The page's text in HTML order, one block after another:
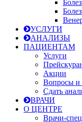
УСЛУГИ
АНАЛИЗЫ
ПАЦИЕНТАМ
Услуги
Акции
Вопросы и
Сдать
ВРАЧИ
О ЦЕНТРЕ
Врачи-